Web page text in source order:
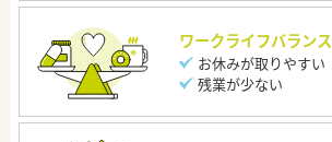
ワークライフバランス
お休みが取りやすい
残業が少ない